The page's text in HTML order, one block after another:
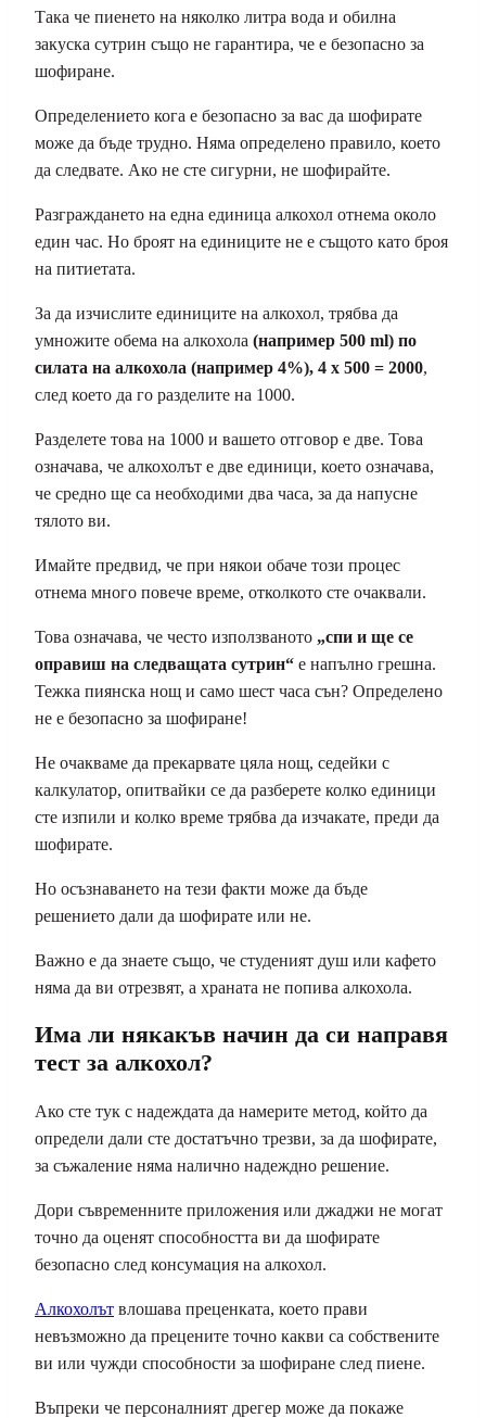
Така че пиенето на няколко литра вода и обилна
закуска сутрин също не гарантира, че е безопасно за
шофиране.
Определението кога е безопасно за вас да шофирате
може да бъде трудно. Няма определено правило, което
да следвате. Ако не сте сигурни, не шофирайте.
Разграждането на една единица алкохол отнема около
един час. Но броят на единиците не е същото като броя
на питиетата.
За да изчислите единиците на алкохол, трябва да
умножите обема на алкохола (например 500 ml) по
силата на алкохола (например 4%), 4 x 500 = 2000,
след което да го разделите на 1000.
Разделете това на 1000 и вашето отговор е две. Това
означава, че алкохолът е две единици, което означава,
че средно ще са необходими два часа, за да напусне
тялото ви.
Имайте предвид, че при някои обаче този процес
отнема много повече време, отколкото сте очаквали.
Това означава, че често използваното „спи и ще се
оправиш на следващата сутрин“ е напълно грешна.
Тежка пиянска нощ и само шест часа сън? Определено
не е безопасно за шофиране!
Не очакваме да прекарвате цяла нощ, седейки с
калкулатор, опитвайки се да разберете колко единици
сте изпили и колко време трябва да изчакате, преди да
шофирате.
Но осъзнаването на тези факти може да бъде
решението дали да шофирате или не.
Важно е да знаете също, че студеният душ или кафето
няма да ви отрезвят, а храната не попива алкохола.
Има ли някакъв начин да си направя
тест за алкохол?
Ако сте тук с надеждата да намерите метод, който да
определи дали сте достатъчно трезви, за да шофирате,
за съжаление няма налично надеждно решение.
Дори съвременните приложения или джаджи не могат
точно да оценят способността ви да шофирате
безопасно след консумация на алкохол.
Алкохолът влошава преценката, което прави
невъзможно да прецените точно какви са собствените
ви или чужди способности за шофиране след пиене.
Въпреки че персоналният дрегер може да покаже